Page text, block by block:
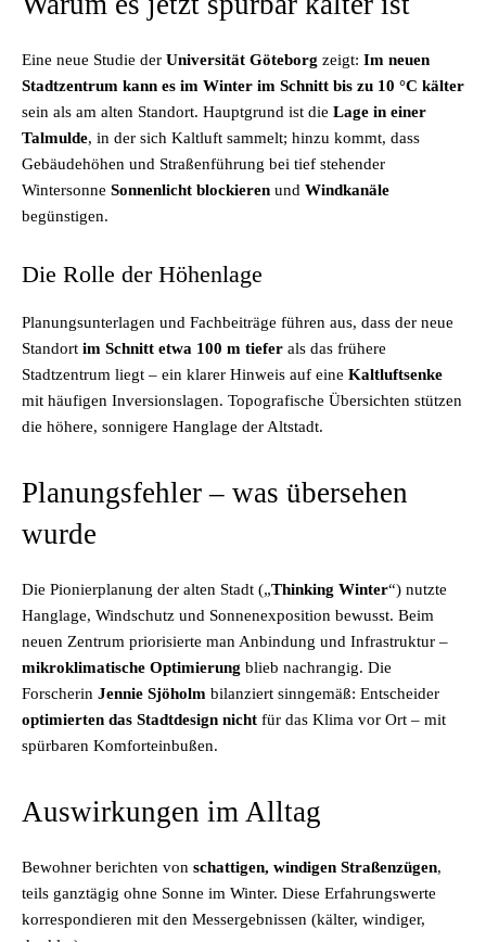
Eine neue Studie der Universität Göteborg zeigt: Im neuen
Stadtzentrum kann es im Winter im Schnitt bis zu 10 °C kälter
sein als am alten Standort. Hauptgrund ist die Lage in einer
Talmulde, in der sich Kaltluft sammelt; hinzu kommt, dass
Gebäudehöhen und Straßenführung bei tief stehender
Wintersonne Sonnenlicht blockieren und Windkanäle
begünstigen.
Die Rolle der Höhenlage
Planungsunterlagen und Fachbeiträge führen aus, dass der neue
Standort im Schnitt etwa 100 m tiefer als das frühere
Stadtzentrum liegt – ein klarer Hinweis auf eine Kaltluftsenke
mit häufigen Inversionslagen. Topografische Übersichten stützen
die höhere, sonnigere Hanglage der Altstadt.
Planungsfehler – was übersehen
wurde
Die Pionierplanung der alten Stadt („Thinking Winter“) nutzte
Hanglage, Windschutz und Sonnenexposition bewusst. Beim
neuen Zentrum priorisierte man Anbindung und Infrastruktur –
mikroklimatische Optimierung blieb nachrangig. Die
Forscherin Jennie Sjöholm bilanziert sinngemäß: Entscheider
optimierten das Stadtdesign nicht für das Klima vor Ort – mit
spürbaren Komforteinbußen.
Auswirkungen im Alltag
Bewohner berichten von schattigen, windigen Straßenzügen,
teils ganztägig ohne Sonne im Winter. Diese Erfahrungswerte
korrespondieren mit den Messergebnissen (kälter, windiger,